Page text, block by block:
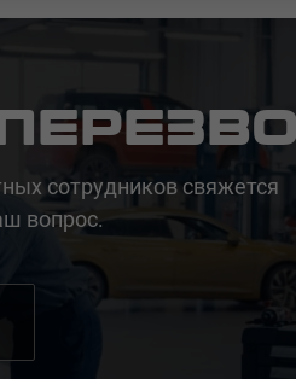
сотрудников свяжется
вопрос.